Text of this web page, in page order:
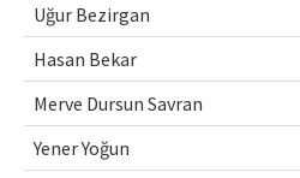
Uğur Bezirgan
Hasan Bekar
Merve Dursun Savran
Yener Yoğun